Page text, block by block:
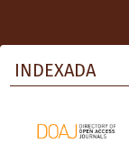
INDEXADA